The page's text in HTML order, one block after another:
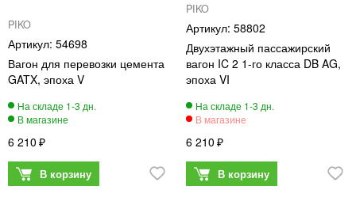
PIKO
54698
Вагон для перевозки цемента
GATX, эпоха V
6 210
PIKO
58802
Двухэтажный пассажирский
вагон IC 2 1-го класса DB AG,
эпоха VI
6 210